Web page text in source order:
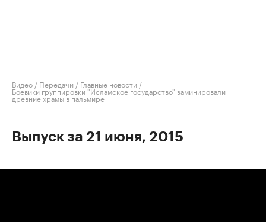
Видео / Передачи / Главные новости /
Боевики группировки "Исламское государство" заминировали
древние храмы в пальмире
Выпуск за 21 июня, 2015